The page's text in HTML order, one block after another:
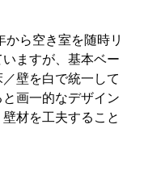
から空き室を随時リ
いますが、基本ベー
壁を白で統一して
画一的なデザイン
材を工夫すること